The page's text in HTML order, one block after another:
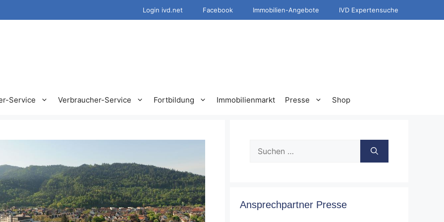
Login ivd.net Facebook Immobilien-Angebote IVD Expertensuche
Service Verbraucher-Service Fortbildung Immobilienmarkt Presse Shop
nach:
Ansprechpartner Presse